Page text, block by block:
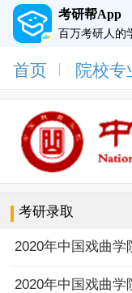
考研帮App
百万考研人的
首页 院校专
考研录取
2020年中国戏曲